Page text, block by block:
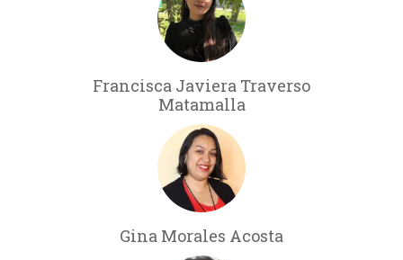
Francisca Javiera Traverso
Matamalla
Gina Morales Acosta